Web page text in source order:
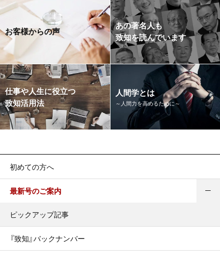
お客様からの声
あの著名人も
致知を読んでいます
仕事や人生に役立つ
致知活用法
人間学とは
～人間力を高めるために～
初めての方へ
最新号のご案内
ピックアップ記事
『致知』バックナンバー